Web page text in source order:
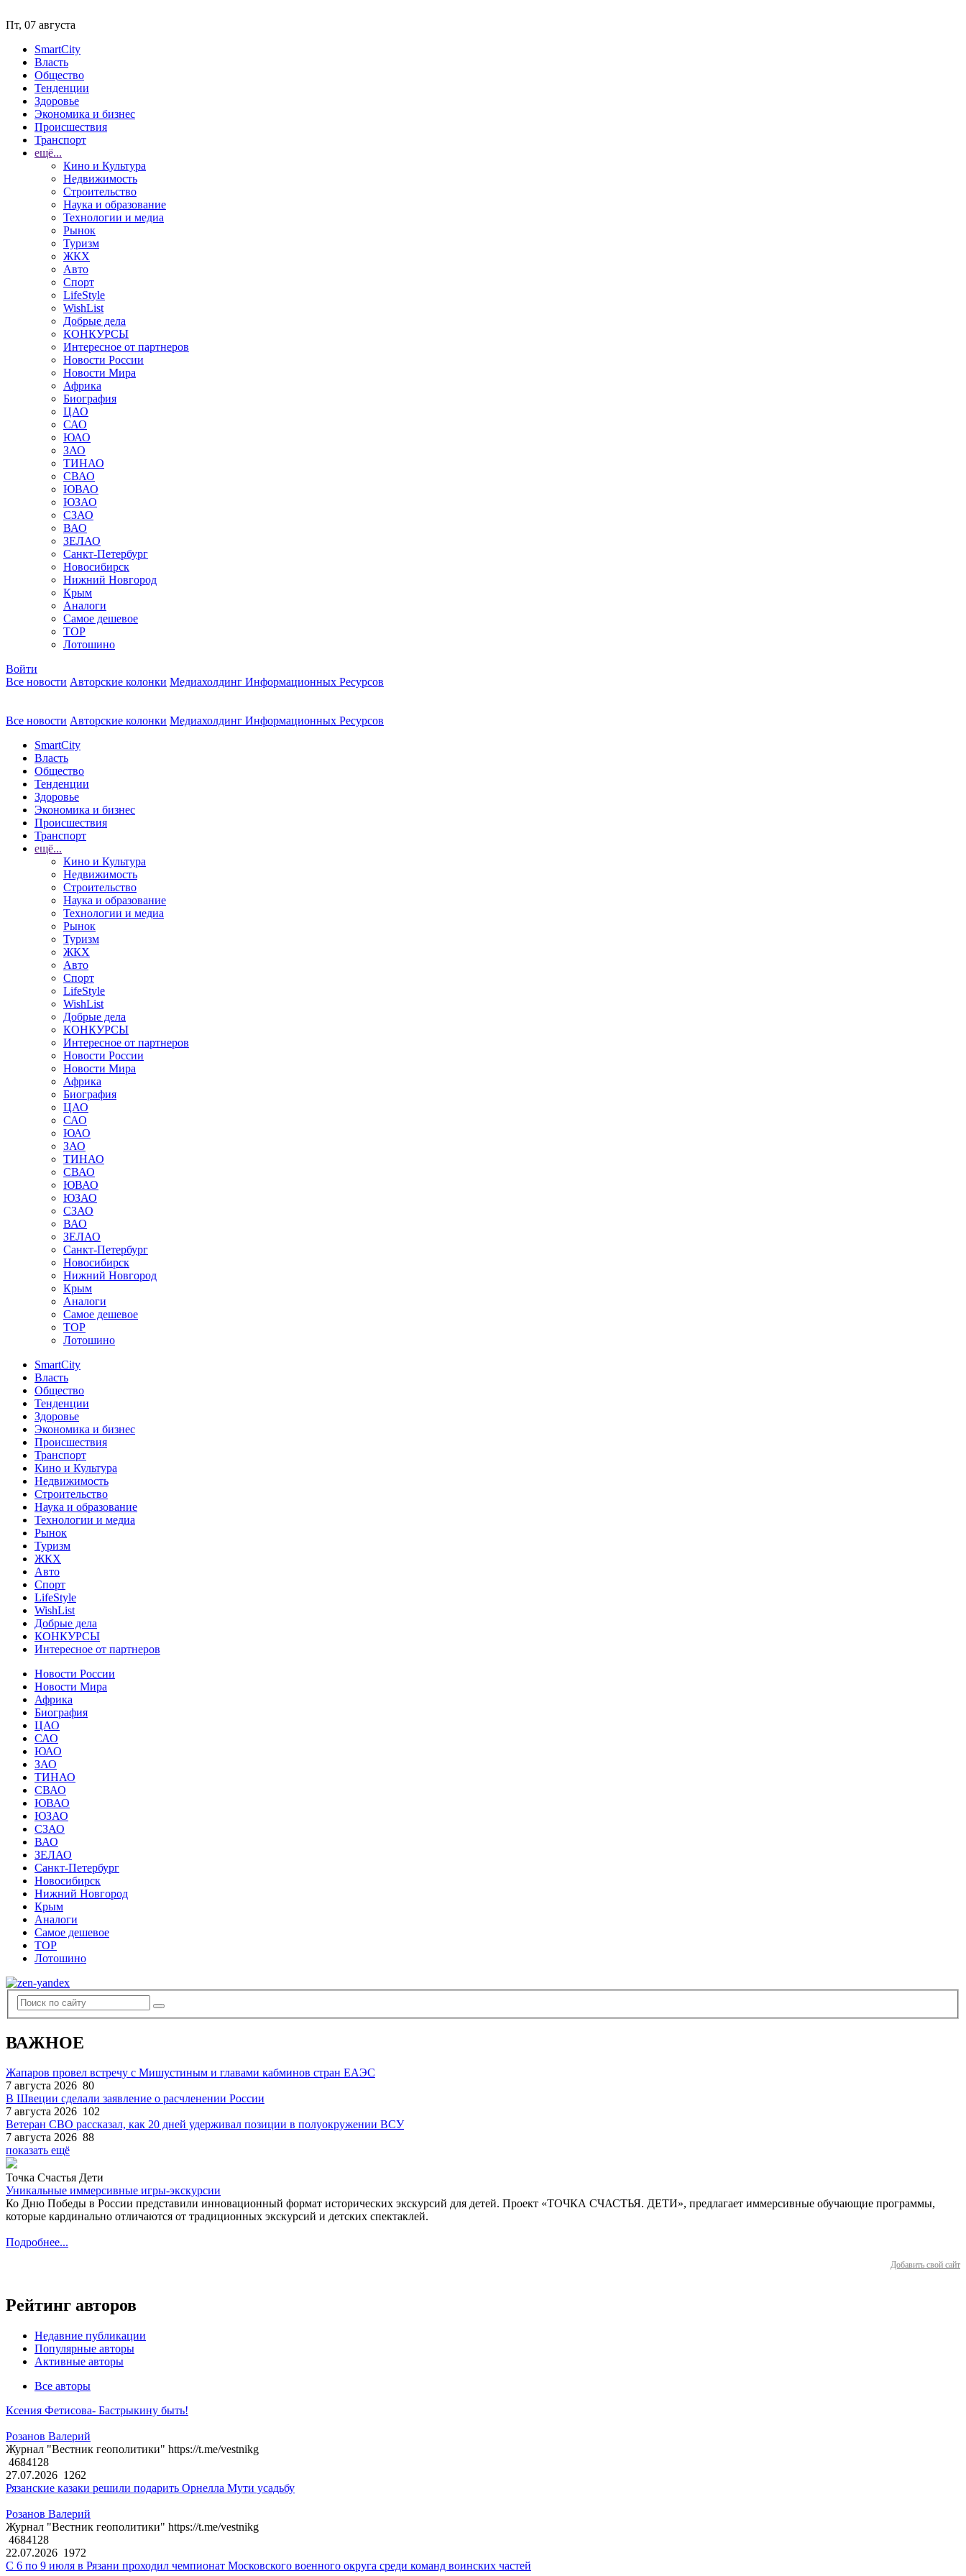
Пт, 07 августа
SmartCity
Власть
Общество
Тенденции
Здоровье
Экономика и бизнес
Происшествия
Транспорт
ещё...
Кино и Культура
Недвижимость
Строительство
Наука и образование
Технологии и медиа
Рынок
Туризм
ЖКХ
Авто
Спорт
LifeStyle
WishList
Добрые дела
КОНКУРСЫ
Интересное от партнеров
Новости России
Новости Мира
Африка
Биография
ЦАО
САО
ЮАО
ЗАО
ТИНАО
СВАО
ЮВАО
ЮЗАО
СЗАО
ВАО
ЗЕЛАО
Санкт-Петербург
Новосибирск
Нижний Новгород
Крым
Аналоги
Самое дешевое
TOP
Лотошино
Войти
Все новости Авторские колонки Медиахолдинг Информационных Ресурсов
Все новости Авторские колонки Медиахолдинг Информационных Ресурсов
SmartCity
Власть
Общество
Тенденции
Здоровье
Экономика и бизнес
Происшествия
Транспорт
ещё...
Кино и Культура
Недвижимость
Строительство
Наука и образование
Технологии и медиа
Рынок
Туризм
ЖКХ
Авто
Спорт
LifeStyle
WishList
Добрые дела
КОНКУРСЫ
Интересное от партнеров
Новости России
Новости Мира
Африка
Биография
ЦАО
САО
ЮАО
ЗАО
ТИНАО
СВАО
ЮВАО
ЮЗАО
СЗАО
ВАО
ЗЕЛАО
Санкт-Петербург
Новосибирск
Нижний Новгород
Крым
Аналоги
Самое дешевое
TOP
Лотошино
SmartCity
Власть
Общество
Тенденции
Здоровье
Экономика и бизнес
Происшествия
Транспорт
Кино и Культура
Недвижимость
Строительство
Наука и образование
Технологии и медиа
Рынок
Туризм
ЖКХ
Авто
Спорт
LifeStyle
WishList
Добрые дела
КОНКУРСЫ
Интересное от партнеров
Новости России
Новости Мира
Африка
Биография
ЦАО
САО
ЮАО
ЗАО
ТИНАО
СВАО
ЮВАО
ЮЗАО
СЗАО
ВАО
ЗЕЛАО
Санкт-Петербург
Новосибирск
Нижний Новгород
Крым
Аналоги
Самое дешевое
TOP
Лотошино
ВАЖНОЕ
Жапаров провел встречу с Мишустиным и главами кабминов стран ЕАЭС
7 августа 2026 80
В Швеции сделали заявление о расчленении России
7 августа 2026 102
Ветеран СВО рассказал, как 20 дней удерживал позиции в полуокружении ВСУ
7 августа 2026 88
показать ещё
Точка Счастья Дети
Уникальные иммерсивные игры-экскурсии
Ко Дню Победы в России представили инновационный формат исторических экскурсий для детей. Проект «ТОЧКА СЧАСТЬЯ. ДЕТИ», предлагает иммерсивные обучающие программы,
которые кардинально отличаются от традиционных экскурсий и детских спектаклей.
Подробнее...
Добавить свой сайт
Рейтинг авторов
Недавние публикации
Популярные авторы
Активные авторы
Все авторы
Ксения Фетисова- Бастрыкину быть!
Розанов Валерий
Журнал "Вестник геополитики" https://t.me/vestnikg
4684128
27.07.2026 1262
Рязанские казаки решили подарить Орнелла Мути усадьбу
Розанов Валерий
Журнал "Вестник геополитики" https://t.me/vestnikg
4684128
22.07.2026 1972
С 6 по 9 июля в Рязани проходил чемпионат Московского военного округа среди команд воинских частей